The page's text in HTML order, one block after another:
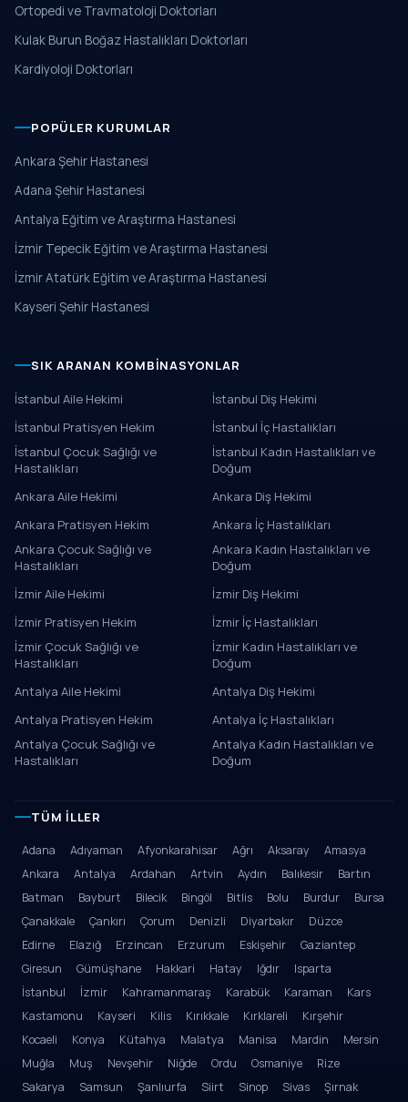
Ortopedi ve Travmatoloji Doktorları
Kulak Burun Boğaz Hastalıkları Doktorları
Kardiyoloji Doktorları
POPÜLER KURUMLAR
Ankara Şehir Hastanesi
Adana Şehir Hastanesi
Antalya Eğitim ve Araştırma Hastanesi
İzmir Tepecik Eğitim ve Araştırma Hastanesi
İzmir Atatürk Eğitim ve Araştırma Hastanesi
Kayseri Şehir Hastanesi
SIK ARANAN KOMBINASYONLAR
İstanbul Aile Hekimi
İstanbul Diş Hekimi
İstanbul Pratisyen Hekim
İstanbul İç Hastalıkları
İstanbul Çocuk Sağlığı ve
Hastalıkları
İstanbul Kadın Hastalıkları ve
Doğum
Ankara Aile Hekimi
Ankara Diş Hekimi
Ankara Pratisyen Hekim
Ankara İç Hastalıkları
Ankara Çocuk Sağlığı ve
Hastalıkları
Ankara Kadın Hastalıkları ve
Doğum
İzmir Aile Hekimi
İzmir Diş Hekimi
İzmir Pratisyen Hekim
İzmir İç Hastalıkları
İzmir Çocuk Sağlığı ve
Hastalıkları
İzmir Kadın Hastalıkları ve
Doğum
Antalya Aile Hekimi
Antalya Diş Hekimi
Antalya Pratisyen Hekim
Antalya İç Hastalıkları
Antalya Çocuk Sağlığı ve
Hastalıkları
Antalya Kadın Hastalıkları ve
Doğum
TÜM İLLER
Adana Adıyaman Afyonkarahisar Ağrı Aksaray
Amasya
Ankara
Antalya Ardahan Artvin Aydın Balıkesir
Bartın
Batman
Bayburt Bilecik Bingöl Bitlis Bolu Burdur
Bursa
Çanakkale
Çankırı Çorum Denizli Diyarbakır
Düzce
Edirne
Elazığ Erzincan Erzurum Eskişehir
Gaziantep
Giresun
Gümüşhane Hakkari Hatay Iğdır
Isparta
İstanbul
İzmir Kahramanmaraş Karabük Karaman
Kars
Kastamonu
Kayseri Kilis Kırıkkale Kırklareli
Kırşehir
Kocaeli
Konya Kütahya Malatya Manisa Mardin
Mersin
Muğla
Muş Nevşehir Niğde Ordu Osmaniye
Rize
Sakarya
Samsun Şanlıurfa Siirt Sinop Sivas Şırnak